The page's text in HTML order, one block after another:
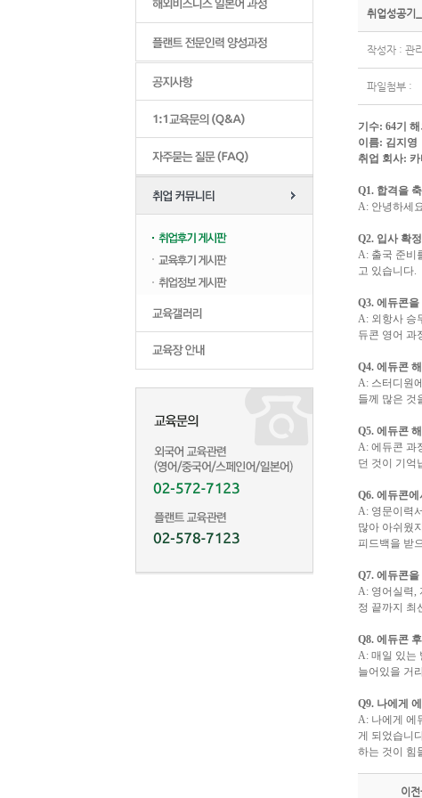
취업성공기
작성자 :
파일첨부 :
기수: 64기
이름: 김지영
취업 회사:
Q1. 합격을
A: 안녕하세
Q2. 입사 확
A: 출국 준비
고 있습니다.
Q3. 에듀콘을
A: 외항사 승
듀콘 영어 과
Q4. 에듀콘
A: 스터디원
들께 많은 것
Q5. 에듀콘
A: 에듀콘 과
던 것이 기억
Q6. 에듀콘에
A: 영문이력
많아 아쉬웠
피드백을 받
Q7. 에듀콘을
A: 영어실력,
정 끝까지 최
Q8. 에듀콘
A: 매일 있는
늘어있을 거
Q9. 나에게
A: 나에게 에
게 되었습니
하는 것이 힘
이